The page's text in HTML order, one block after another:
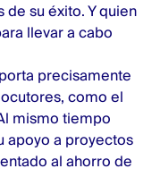
de su éxito. Y quien
llevar a cabo
precisamente
como el
mismo tiempo
apoyo a proyectos
al ahorro de